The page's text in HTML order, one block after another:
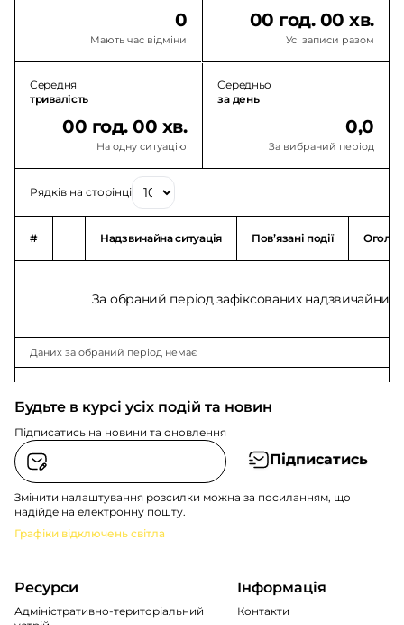
0
Мають час відміни
00 год. 00 хв.
Усі записи разом
Середня
тривалість
00 год. 00 хв.
На одну ситуацію
Середньо
за день
0,0
За вибраний період
Рядків на сторінці
# Надзвичайна ситуація Повʼязані події
За обраний період зафіксованих надзвичайних
Даних за обраний період немає
Будьте в курсі усіх подій та новин
Підписатись на новини та оновлення
Підписатись
Змінити налаштування розсилки можна за посиланням, що
надійде на електронну пошту.
Графіки відключень світла
Ресурси
Адміністративно-територіальний
Інформація
Контакти